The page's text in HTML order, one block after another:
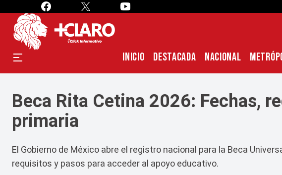
INICIO DESTACADA NACIONAL
Beca Rita Cetina 2026: Fechas,
primaria
El Gobierno de México abre el registro nacional para la Beca
requisitos y pasos para acceder al apoyo educativo.